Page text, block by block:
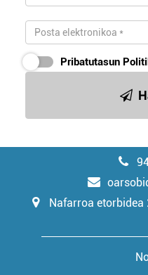
Pribatutasun
Nafarroa etorbidea